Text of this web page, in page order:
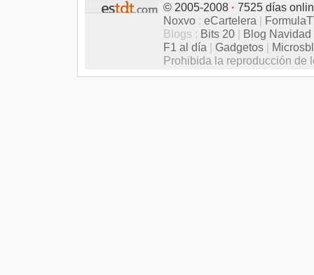
© 2005-2008 · 7525 días
Noxvo : eCartelera |
Blogs : Bits 20 | Blog Navidad
F1 al día | Gadgetos |
Prohibida la reproducción de